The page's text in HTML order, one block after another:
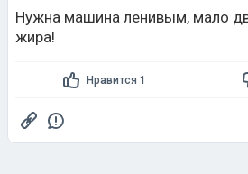
Нужна машина ленивым, мало
жира!
Нравится 1